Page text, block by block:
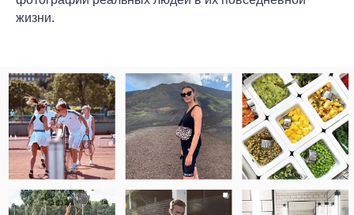
жизни.